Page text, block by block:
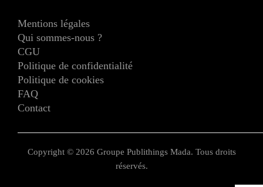
Mentions légales
Qui sommes-nous ?
CGU
Politique de confidentialité
Politique de cookies
FAQ
Contact
Copyright © 2026 Groupe Publithings Mada. Tous droits
réservés.